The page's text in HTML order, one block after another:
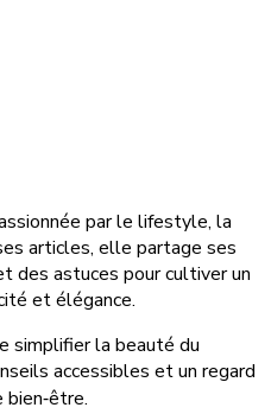
par le lifestyle, la
articles, elle partage ses
des astuces pour cultiver un
et élégance.
simplifier la beauté du
accessibles et un regard